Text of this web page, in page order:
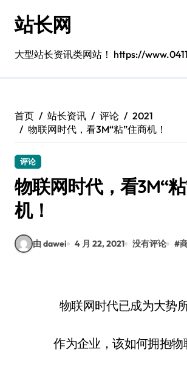
站长网
大型站长资讯类网站！ https://
首页 站长资讯 评论
2021
物联网时代，看3M“粘”住商机！
评论
物联网时代，看3M“
机！
由 dawei 4 月 22, 2021 没有评论 #
物联网时代已成为大势
作为企业，该如何拥抱物